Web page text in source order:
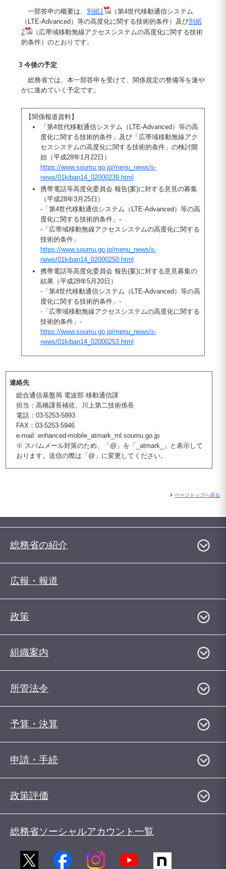
一部答申の概要は、 別紙1
（第4世代移動通信システム
（LTE-Advanced）等の高度化に関する技術的条件）及び別紙
2
（広帯域移動無線アクセスシステムの高度化に関する技術
的条件）のとおりです。
3 今後の予定
総務省では、本一部答申を受けて、関係規定の整備等を速や
かに進めていく予定です。
【関係報道資料】
「第4世代移動通信システム（LTE-Advanced）等の高
度化に関する技術的条件」及び「広帯域移動無線アク
セスシステムの高度化に関する技術的条件」の検討開
始（平成28年1月22日）
https://www.soumu.go.jp/menu_news/s-
news/01kiban14_02000239.html
携帯電話等高度化委員会 報告(案)に対する意見の募集
（平成28年3月25日）
-「第4世代移動通信システム（LTE-Advanced）等の高
度化に関する技術的条件」-
-「広帯域移動無線アクセスシステムの高度化に関する
技術的条件」
https://www.soumu.go.jp/menu_news/s-
news/01kiban14_02000250.html
携帯電話等高度化委員会 報告(案)に対する意見募集の
結果（平成28年5月20日）
-「第4世代移動通信システム（LTE-Advanced）等の高
度化に関する技術的条件」-
-「広帯域移動無線アクセスシステムの高度化に関する
技術的条件」-
https://www.soumu.go.jp/menu_news/s-
news/01kiban14_02000253.html
連絡先
総合通信基盤局 電波部 移動通信課
担当：高橋課長補佐、川上第二技術係長
電話：03-5253-5893
FAX：03-5253-5946
e-mail: enhanced-mobile_atmark_ml.soumu.go.jp
※ スパムメール対策のため、「@」を「_atmark_」と表示して
おります。送信の際は「@」に変更してください。
ページトップへ戻る
総務省の紹介
広報・報道
政策
組織案内
所管法令
予算・決算
申請・手続
政策評価
総務省ソーシャルアカウント一覧